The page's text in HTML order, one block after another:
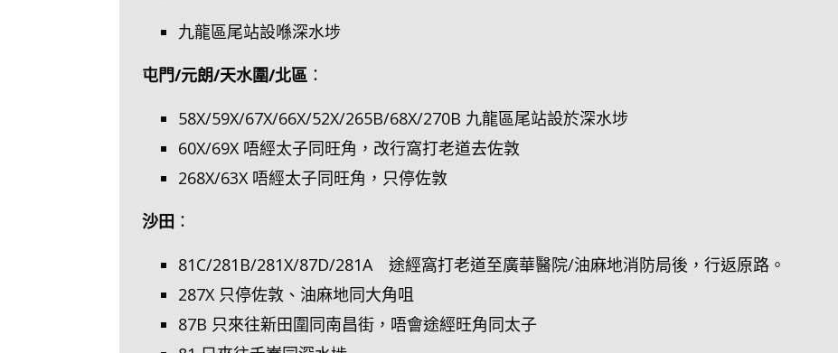
九龍區尾站設喺深水埗
屯門/元朗/天水圍/北區 ：
58X/59X/67X/66X/52X/265B/68X/270B 九龍區尾站設於深水埗
60X/69X 唔經太子同旺角，改行窩打老道去佐敦
268X/63X 唔經太子同旺角，只停佐敦
沙田 ：
81C/281B/281X/87D/281A 途經窩打老道至廣華醫院/油麻地消防局後，行返原路。
287X 只停佐敦、油麻地同大角咀
87B 只來往新田圍同南昌街，唔會途經旺角同太子